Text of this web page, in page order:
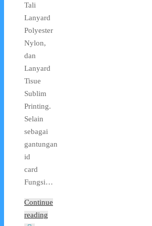
Tali
Lanyard
Polyester
Nylon,
dan
Lanyard
Tisue
Sublim
Printing.
Selain
sebagai
gantungan
id
card
Fungsi…
Continue
reading